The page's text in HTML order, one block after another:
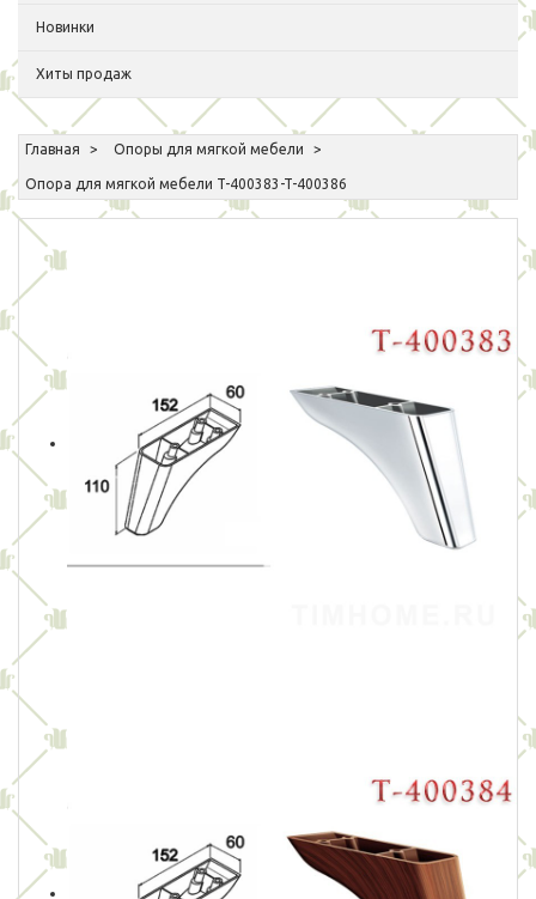
Новинки
Хиты продаж
Главная Опоры для мягкой мебели
Опора для мягкой мебели T-400383-T-400386